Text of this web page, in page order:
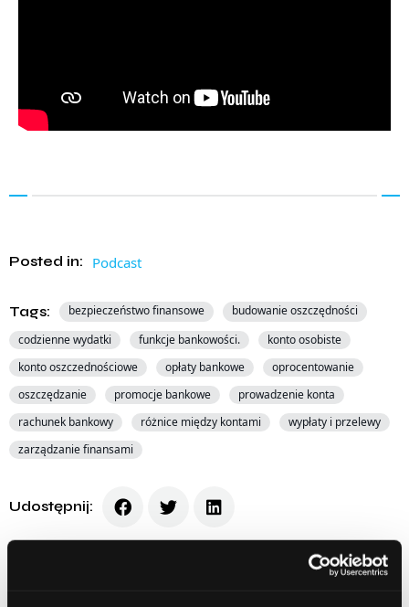
Posted in: Podcast
Tags: bezpieczeństwo finansowe
budowanie oszczędności
codzienne wydatki
funkcje bankowości.
konto osobiste
konto oszczednościowe
opłaty bankowe
oprocentowanie
oszczędzanie
promocje bankowe
prowadzenie konta
rachunek bankowy
różnice między kontami
wypłaty i przelewy
zarządzanie finansami
Udostępnij: